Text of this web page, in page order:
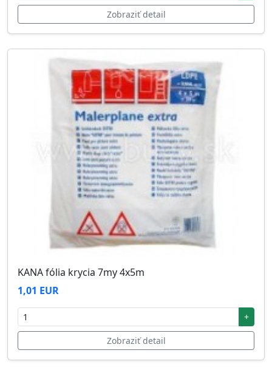
Zobraziť detail
KANA fólia krycia 7my 4x5m
1,01 EUR
+
Zobraziť detail